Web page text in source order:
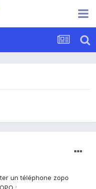
un téléphone zopo